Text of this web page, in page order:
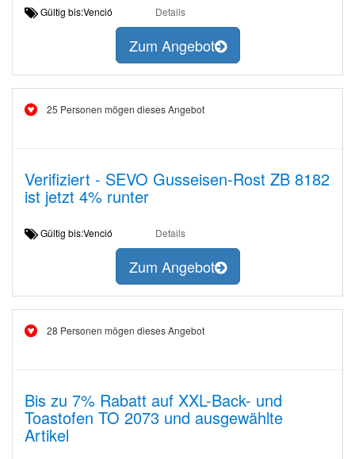
Gültig bis:Venció Details
Zum Angebot
25 Personen mögen dieses Angebot
Verifiziert - SEVO Gusseisen-Rost ZB 8182
ist jetzt 4% runter
Gültig bis:Venció Details
Zum Angebot
28 Personen mögen dieses Angebot
Bis zu 7% Rabatt auf XXL-Back- und
Toastofen TO 2073 und ausgewählte
Artikel